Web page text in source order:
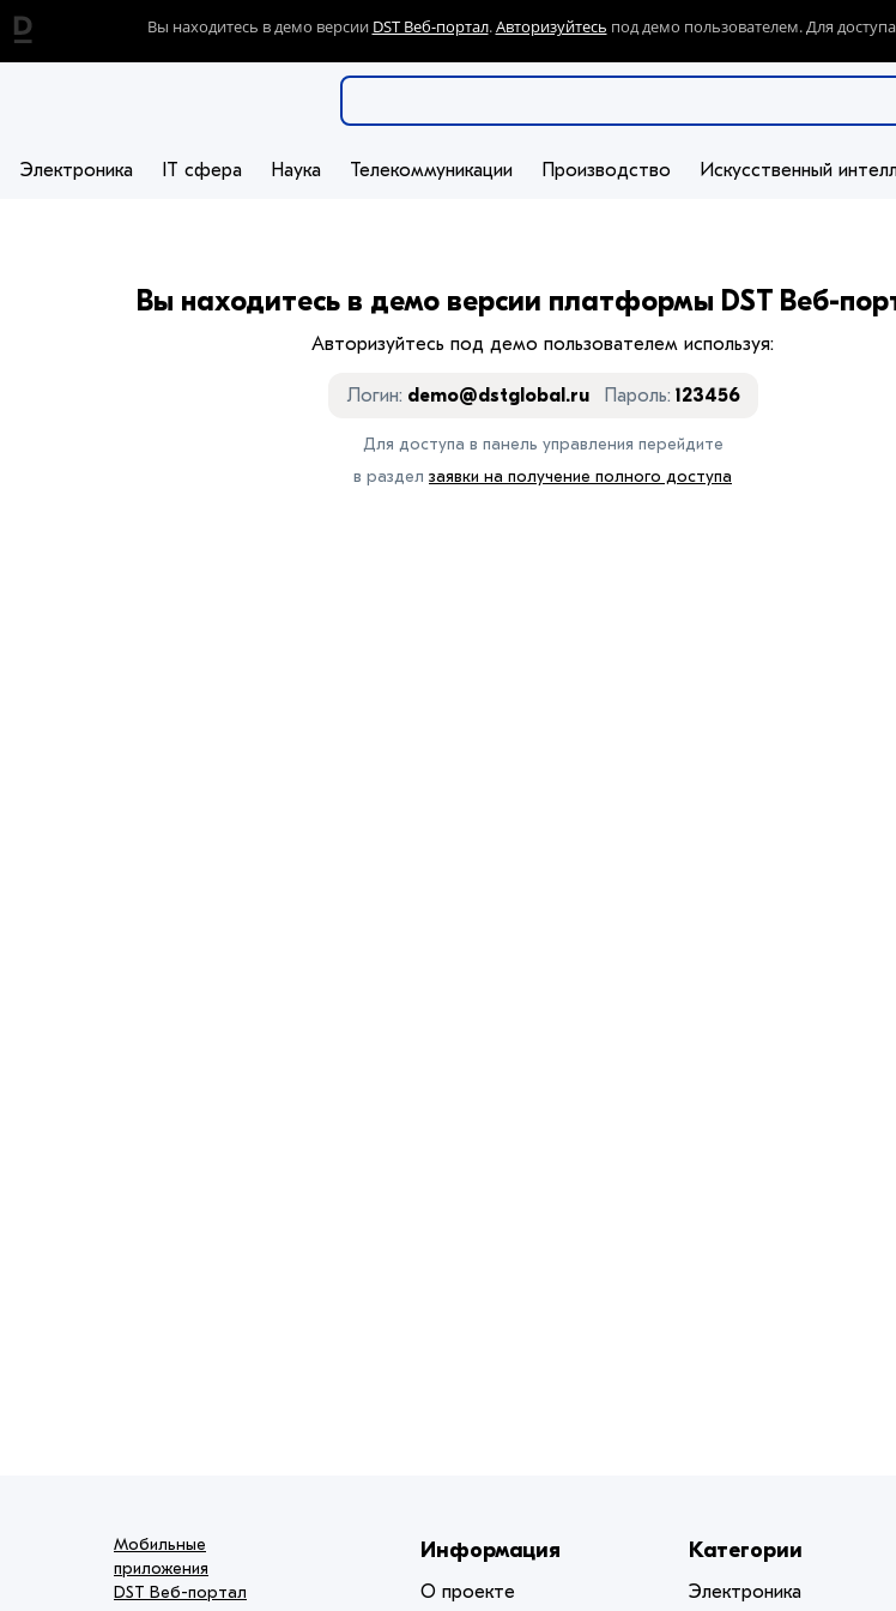
Вы находитесь в демо версии DST Веб-портал.Авторизуйтесь под демо пользователем. Для
Электроника IT сфера Наука Телекоммуникации Производство Искусственный
Вы находитесь в демо версии платформы DST Веб-
Авторизуйтесь под демо пользователем используя:
Логин: demo@dstglobal.ru Пароль: 123456
Для доступа в панель управления перейдите
в раздел заявки на получение полного доступа
Мобильные
приложения
DST Веб-портал
Информация
О проекте
Категории
Электроника